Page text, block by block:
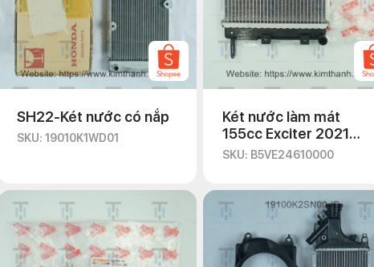
SH22-Két nước có nắp
SKU: 19010K1WD01
Két nước làm mát
155cc Exciter 2021
(không nắp)
SKU: B5VE24610000